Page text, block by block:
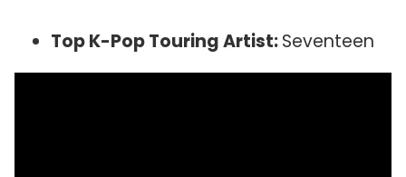
Top K-Pop Touring Artist:Seventeen